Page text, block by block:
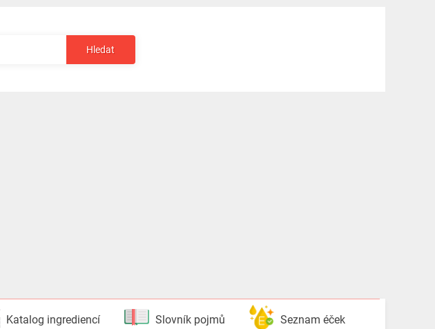
Hledat
Katalog ingrediencí Slovník pojmů Seznam éček